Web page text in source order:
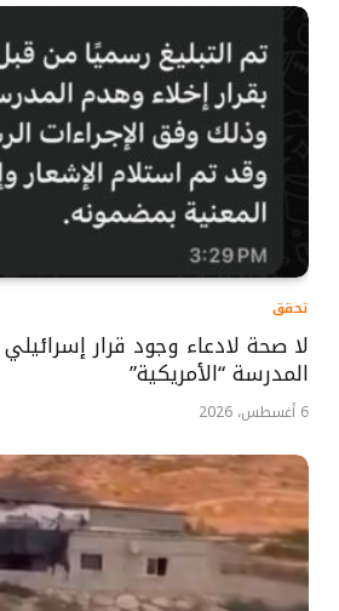
تحقق
لا صحة لادعاء وجود قرار
المدرسة “الأمريكية”
6 أغسطس، 2026